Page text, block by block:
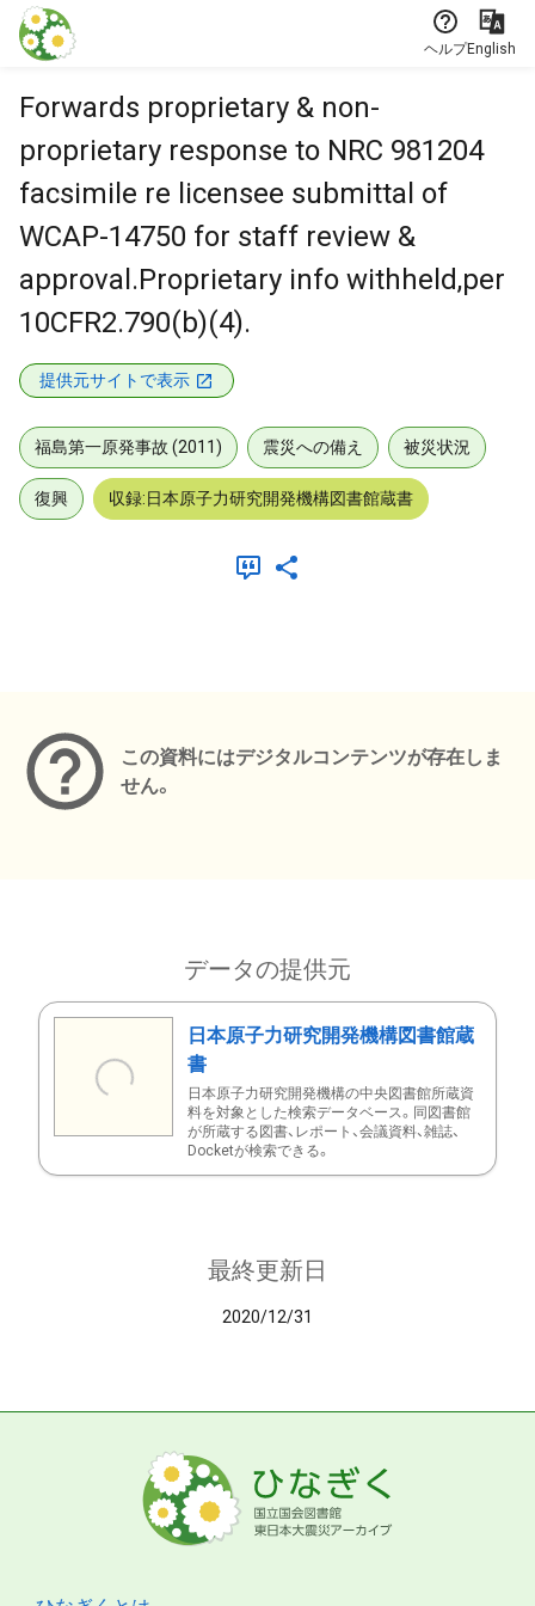
本文に飛ぶ
ヘルプEnglish
Forwards proprietary & non-
proprietary response to NRC 981204
facsimile re licensee submittal of
WCAP-14750 for staff review &
approval.Proprietary info withheld,per
10CFR2.790(b)(4).
提供元サイトで表示
福島第一原発事故 (2011) 震災への備え 被災状況
復興 収録:日本原子力研究開発機構図書館蔵書
この資料にはデジタルコンテンツが存在しま
せん。
データの提供元
日本原子力研究開発機構図書館蔵
書
日本原子力研究開発機構の中央図書館所蔵資
料を対象とした検索データベース。同図書館
が所蔵する図書、レポート、会議資料、雑誌、
Docketが検索できる。
最終更新日
2020/12/31